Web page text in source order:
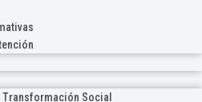
Social